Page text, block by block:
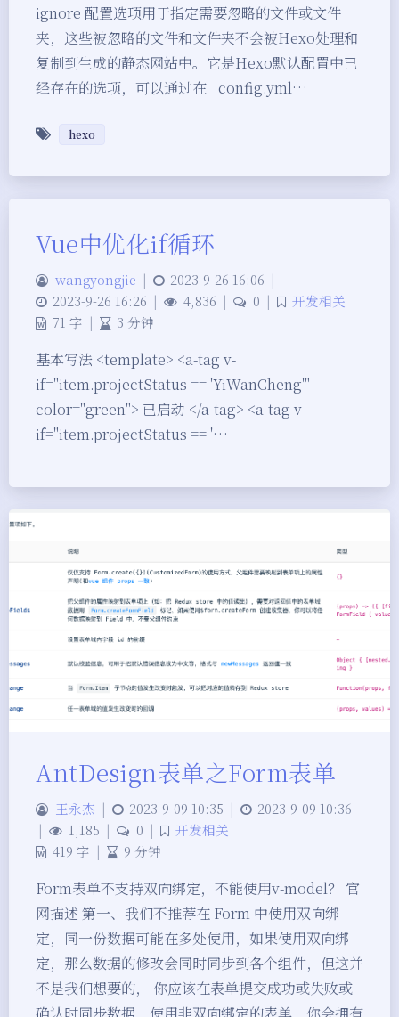
ignore 配置选项用于指定需要忽略的文件或文件
夹，这些被忽略的文件和文件夹不会被Hexo处理和
复制到生成的静态网站中。它是Hexo默认配置中已
经存在的选项，可以通过在 _config.yml…
hexo
Vue中优化if循环
wangyongjie | 2023-9-26 16:06 |
2023-9-26 16:26 | 4,836 | 0 |
开发相关
71 字 | 3 分钟
基本写法 <template> <a-tag v-
if="item.projectStatus == 'YiWanCheng'"
color="green"> 已启动 </a-tag> <a-tag v-
if="item.projectStatus == '…
AntDesign表单之Form表单
王永杰 | 2023-9-09 10:35 |
2023-9-09 10:36
|
1,185 | 0 |
开发相关
419 字 | 9 分钟
Form表单不支持双向绑定，不能使用v-model？ 官
网描述 第一、我们不推荐在 Form 中使用双向绑
定，同一份数据可能在多处使用，如果使用双向绑
定，那么数据的修改会同时同步到各个组件，但这并
不是我们想要的， 你应该在表单提交成功或失败或